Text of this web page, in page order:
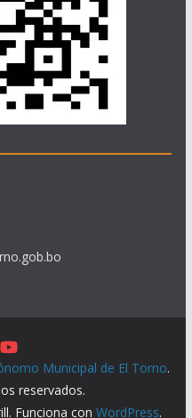
Municipal de El Torno.
reservados.
Funciona conWordPress.